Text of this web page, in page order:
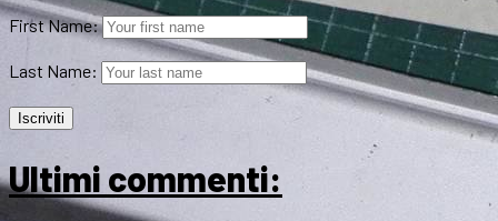
First Name:
Last Name:
Ultimi commenti: